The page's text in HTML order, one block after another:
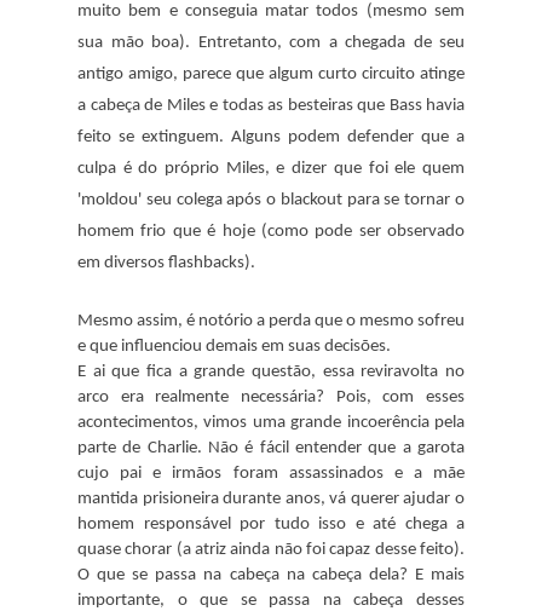
muito bem e conseguia matar todos (mesmo sem
sua mão boa). Entretanto, com a chegada de seu
antigo amigo, parece que algum curto circuito atinge
a cabeça de Miles e todas as besteiras que Bass havia
feito se extinguem. Alguns podem defender que a
culpa é do próprio Miles, e dizer que foi ele quem
'moldou' seu colega após o blackout para se tornar o
homem frio que é hoje (como pode ser observado
em diversos flashbacks).
Mesmo assim, é notório a perda que o mesmo sofreu
e que influenciou demais em suas decisões.
E ai que fica a grande questão, essa reviravolta no
arco era realmente necessária? Pois, com esses
acontecimentos, vimos uma grande incoerência pela
parte de Charlie. Não é fácil entender que a garota
cujo pai e irmãos foram assassinados e a mãe
mantida prisioneira durante anos, vá querer ajudar o
homem responsável por tudo isso e até chega a
quase chorar (a atriz ainda não foi capaz desse feito).
O que se passa na cabeça na cabeça dela? E mais
importante, o que se passa na cabeça desses